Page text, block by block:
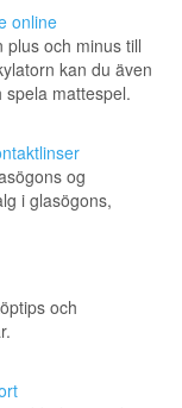
online
och minus till
kan du även
mattespel.
og
i glasögons,
och